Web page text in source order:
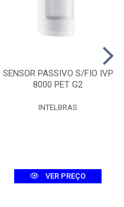
SENSOR PASSIVO S/FIO IVP
8000 PET G2
INTELBRAS
VER PREÇO